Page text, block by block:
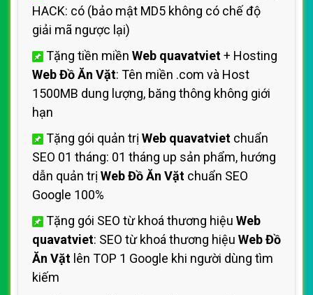
HACK: có (bảo mật MD5 không có chế độ
giải mã ngược lại)
Tặng tiền miền Web quavatviet+ Hosting
Web Đồ Ăn Vặt: Tên miền .com và Host
1500MB dung lượng, băng thông không giới
hạn
Tặng gói quản trị Web quavatviet chuẩn
SEO 01 tháng: 01 tháng up sản phẩm, hướng
dẫn quản trị Web Đồ Ăn Vặt chuẩn SEO
Google 100%
Tặng gói SEO từ khoá thương hiệu Web
quavatviet: SEO từ khoá thương hiệu Web Đồ
Ăn Vặt lên TOP 1 Google khi người dùng tìm
kiếm